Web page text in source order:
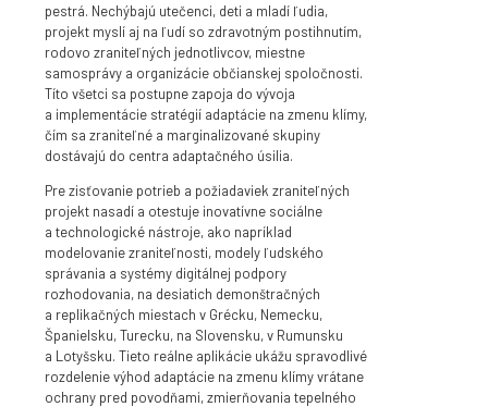
pestrá. Nechýbajú utečenci, deti a mladí ľudia,
projekt myslí aj na ľudí so zdravotným postihnutím,
rodovo zraniteľných jednotlivcov, miestne
samosprávy a organizácie občianskej spoločnosti.
Títo všetci sa postupne zapoja do vývoja
a implementácie stratégií adaptácie na zmenu klímy,
čím sa zraniteľné a marginalizované skupiny
dostávajú do centra adaptačného úsilia.
Pre zisťovanie potrieb a požiadaviek zraniteľných
projekt nasadí a otestuje inovatívne sociálne
a technologické nástroje, ako napríklad
modelovanie zraniteľnosti, modely ľudského
správania a systémy digitálnej podpory
rozhodovania, na desiatich demonštračných
a replikačných miestach v Grécku, Nemecku,
Španielsku, Turecku, na Slovensku, v Rumunsku
a Lotyšsku. Tieto reálne aplikácie ukážu spravodlivé
rozdelenie výhod adaptácie na zmenu klímy vrátane
ochrany pred povodňami, zmierňovania tepelného